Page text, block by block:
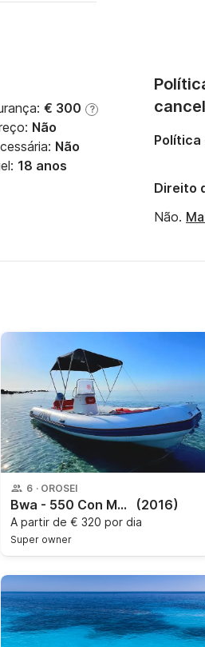
€ 300 ?
Não
Não
18 anos
Política
Direito
Não.
6 · OROSEI
Bwa - 550 Con Motore 40/70 (2016)
A partir de € 320 por dia
Super owner